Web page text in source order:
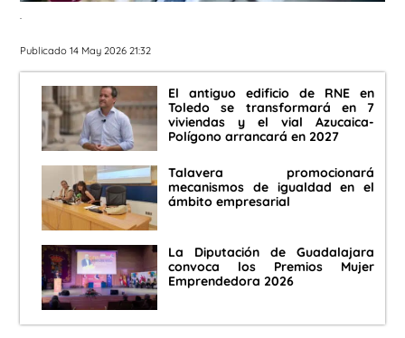
.
Publicado 14 May 2026 21:32
El antiguo edificio de RNE en
Toledo se transformará en 7
viviendas y el vial Azucaica-
Polígono arrancará en 2027
Talavera promocionará
mecanismos de igualdad en el
ámbito empresarial
La Diputación de Guadalajara
convoca los Premios Mujer
Emprendedora 2026